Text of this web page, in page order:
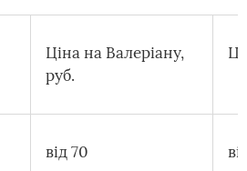
Ціна на Валеріану,
руб.
від 70